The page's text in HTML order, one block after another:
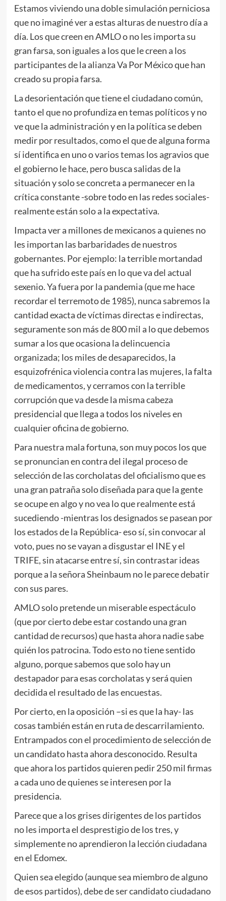
Estamos viviendo una doble simulación perniciosa
que no imaginé ver a estas alturas de nuestro día a
día. Los que creen en AMLO o no les importa su
gran farsa, son iguales a los que le creen a los
participantes de la alianza Va Por México que han
creado su propia farsa.
La desorientación que tiene el ciudadano común,
tanto el que no profundiza en temas políticos y no
ve que la administración y en la política se deben
medir por resultados, como el que de alguna forma
sí identifica en uno o varios temas los agravios que
el gobierno le hace, pero busca salidas de la
situación y solo se concreta a permanecer en la
crítica constante -sobre todo en las redes sociales-
realmente están solo a la expectativa.
Impacta ver a millones de mexicanos a quienes no
les importan las barbaridades de nuestros
gobernantes. Por ejemplo: la terrible mortandad
que ha sufrido este país en lo que va del actual
sexenio. Ya fuera por la pandemia (que me hace
recordar el terremoto de 1985), nunca sabremos la
cantidad exacta de víctimas directas e indirectas,
seguramente son más de 800 mil a lo que debemos
sumar a los que ocasiona la delincuencia
organizada; los miles de desaparecidos, la
esquizofrénica violencia contra las mujeres, la falta
de medicamentos, y cerramos con la terrible
corrupción que va desde la misma cabeza
presidencial que llega a todos los niveles en
cualquier oficina de gobierno.
Para nuestra mala fortuna, son muy pocos los que
se pronuncian en contra del ilegal proceso de
selección de las corcholatas del oficialismo que es
una gran patraña solo diseñada para que la gente
se ocupe en algo y no vea lo que realmente está
sucediendo -mientras los designados se pasean por
los estados de la República- eso sí, sin convocar al
voto, pues no se vayan a disgustar el INE y el
TRIFE, sin atacarse entre sí, sin contrastar ideas
porque a la señora Sheinbaum no le parece debatir
con sus pares.
AMLO solo pretende un miserable espectáculo
(que por cierto debe estar costando una gran
cantidad de recursos) que hasta ahora nadie sabe
quién los patrocina. Todo esto no tiene sentido
alguno, porque sabemos que solo hay un
destapador para esas corcholatas y será quien
decidida el resultado de las encuestas.
Por cierto, en la oposición –si es que la hay- las
cosas también están en ruta de descarrilamiento.
Entrampados con el procedimiento de selección de
un candidato hasta ahora desconocido. Resulta
que ahora los partidos quieren pedir 250 mil firmas
a cada uno de quienes se interesen por la
presidencia.
Parece que a los grises dirigentes de los partidos
no les importa el desprestigio de los tres, y
simplemente no aprendieron la lección ciudadana
en el Edomex.
Quien sea elegido (aunque sea miembro de alguno
de esos partidos), debe de ser candidato ciudadano